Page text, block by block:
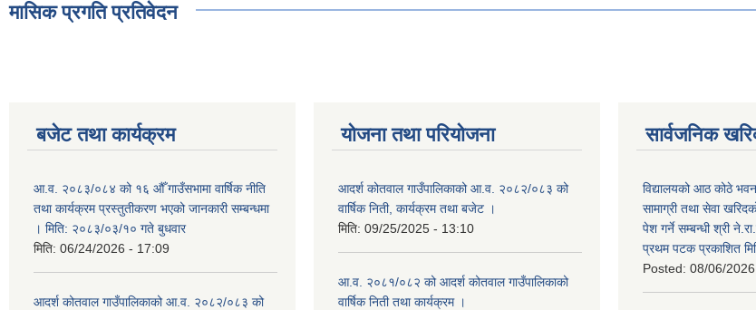
मासिक प्रगति प्रतिवेदन
बजेट तथा कार्यक्रम
आ.व. २०८३/०८४ को १६ औँ गाउँसभामा वार्षिक नीति
तथा कार्यक्रम प्रस्तुतीकरण भएको जानकारी सम्बन्धमा
। मिति: २०८३/०३/१० गते बुधवार
मिति: 06/24/2026 - 17:09
आदर्श कोतवाल गाउँपालिकाको आ.व. २०८२/०८३ को
योजना तथा परियोजना
आदर्श कोतवाल गाउँपालिकाको आ.व. २०८२/०८३ को
वार्षिक निती, कार्यक्रम तथा बजेट ।
मिति: 09/25/2025 - 13:10
आ.व. २०८१/०८२ को आदर्श कोतवाल गाउँपालिकाको
वार्षिक निती तथा कार्यक्रम ।
सार्वजनिक
विद्यालयको आठ कोठे
सामाग्री तथा सेवा
पेश गर्ने सम्बन्धी श्री
प्रथम पटक प्रकाशित
Posted: 08/06/